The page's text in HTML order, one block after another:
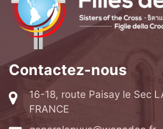
Contactez-nous
16-18, route Paisay le Sec
FRANCE